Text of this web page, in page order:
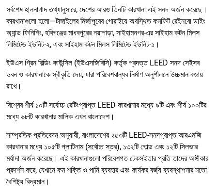
সর্বশেষ হালনাগাদ তথ্যানুসারে, দেশের আরও তিনটি কারখানা এই সনদ অর্জন করেছে।
কারখানাগুলো হলো—টাঙ্গাইলের মির্জাপুরের গোরাইয়ে অবস্থিত কমফিট রেইনবো ডাইং
অ্যান্ড ফিনিশিং, হবিগঞ্জের মাধবপুরের নয়াপাড়া, সাইহামনগর-এর সাইহাম কটন মিলস
লিমিটেড ইউনিট-২, এবং সাইহাম কটন মিলস লিমিটেড ইউনিট-১।
ইউএস গ্রিন বিল্ডিং কাউন্সিল (ইউএসজিবিসি) কর্তৃক প্রদত্ত LEED সনদ সেইসব
ভবন ও কারখানাকে স্বীকৃতি দেয়, যারা পরিবেশবান্ধব নির্মাণ অনুশীলনে উচ্চমান বজায়
রাখে।
বিশ্বের শীর্ষ ১০টি সর্বোচ্চ রেটিংপ্রাপ্ত LEED কারখানার মধ্যে ৯টি এবং শীর্ষ ১০০টির
মধ্যে ৬৮টি কারখানার মালিক এখন বাংলাদেশ।
সাম্প্রতিক প্রতিবেদন অনুযায়ী, বাংলাদেশের ২৫৩টি LEED-সনদপ্রাপ্ত আরএমজি
কারখানার মধ্যে ১০৫টি প্লাটিনাম (সর্বোচ্চ স্তর), ১৩২টি গোল্ড এবং ১২টি সিলভার
মর্যাদা অর্জন করেছে। এই কারখানাগুলো পরিবেশগত টেকসইতার প্রতি তাদের অঙ্গীকার
প্রদর্শন করে, যেখানে কম শক্তি ও পানি ব্যবহার এবং কার্যকর বর্জ্য ব্যবস্থাপনার মতো
বৈশিষ্ট্য বিদ্যমান।